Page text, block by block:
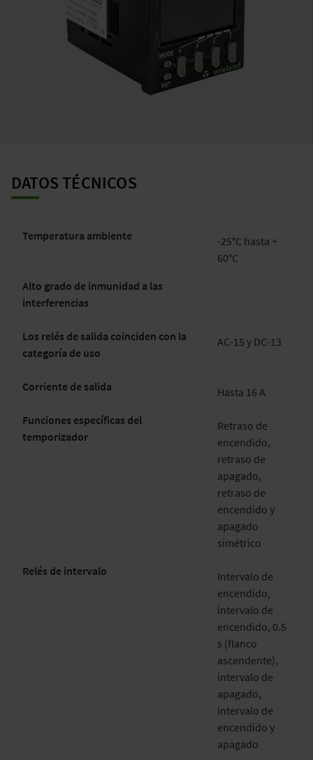
DATOS TÉCNICOS
Temperatura ambiente
-25°C hasta +
60°C
Alto grado de inmunidad a las
interferencias
Los relés de salida coinciden con la
categoría de uso
AC-15 y DC-13
Corriente de salida
Hasta 16 A
Funciones específicas del
temporizador
Retraso de
encendido,
retraso de
apagado,
retraso de
encendido y
apagado
simétrico
Relés de intervalo
Intervalo de
encendido,
intervalo de
encendido, 0.5
s (flanco
ascendente),
intervalo de
apagado,
intervalo de
encendido y
apagado